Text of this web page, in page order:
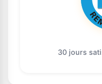
30 jours